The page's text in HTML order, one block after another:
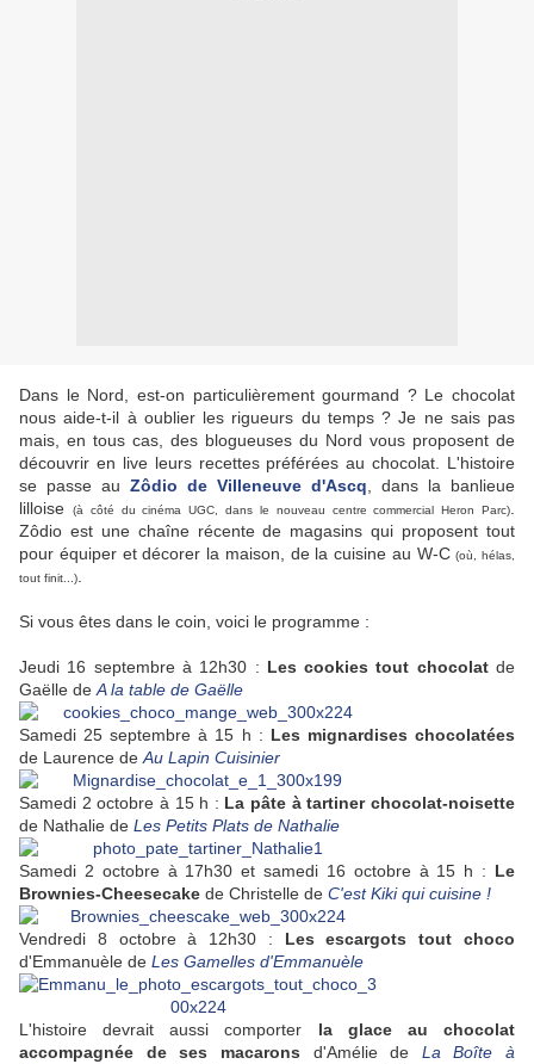
Dans le Nord, est-on particulièrement gourmand ? Le chocolat
nous aide-t-il à oublier les rigueurs du temps ? Je ne sais pas
mais, en tous cas, des blogueuses du Nord vous proposent de
découvrir en live leurs recettes préférées au chocolat. L'histoire
se passe au Zôdio de Villeneuve d'Ascq , dans la banlieue
lilloise
(à côté du cinéma UGC, dans le nouveau centre commercial Heron Parc)
Zôdio est une chaîne récente de magasins qui proposent tout
pour équiper et décorer la maison, de la cuisine au W-C(où, hélas,
tout finit...)
Si vous êtes dans le coin, voici le programme :
Jeudi 16 septembre à 12h30 : Les cookies tout chocolatde
Gaëlle de A la table de Gaëlle
Samedi 25 septembre à 15 h : Les mignardises chocolatées
de Laurence de Au Lapin Cuisinier
Samedi 2 octobre à 15 h : La pâte à tartiner chocolat-noisette
de Nathalie de Les Petits Plats de Nathalie
Samedi 2 octobre à 17h30 et samedi 16 octobre à 15 h : Le
Brownies-Cheesecake de Christelle de C'est Kiki qui cuisine !
Vendredi 8 octobre à 12h30 : Les escargots tout choco
d'Emmanuèle de Les Gamelles d'Emmanuèle
L'histoire devrait aussi comporter la glace au chocolat
accompagnée de ses macarons d'Amélie de La Boîte à